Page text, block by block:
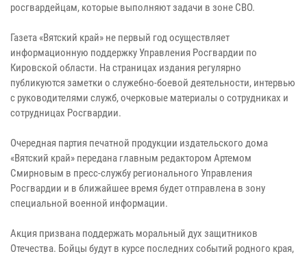
росгвардейцам, которые выполняют задачи в зоне СВО.
Газета «Вятский край» не первый год осуществляет
информационную поддержку Управления Росгвардии по
Кировской области. На страницах издания регулярно
публикуются заметки о служебно-боевой деятельности, интервью
с руководителями служб, очерковые материалы о сотрудниках и
сотрудницах Росгвардии.
Очередная партия печатной продукции издательского дома
«Вятский край» передана главным редактором Артемом
Смирновым в пресс-службу регионального Управления
Росгвардии и в ближайшее время будет отправлена в зону
специальной военной информации.
Акция призвана поддержать моральный дух защитников
Отечества. Бойцы будут в курсе последних событий родного края,